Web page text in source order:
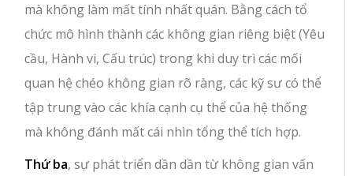
mà không làm mất tính nhất quán. Bằng cách tổ
chức mô hình thành các không gian riêng biệt (Yêu
cầu, Hành vi, Cấu trúc) trong khi duy trì các mối
quan hệ chéo không gian rõ ràng, các kỹ sư có thể
tập trung vào các khía cạnh cụ thể của hệ thống
mà không đánh mất cái nhìn tổng thể tích hợp.
Thứ ba, sự phát triển dần dần từ không gian vấn